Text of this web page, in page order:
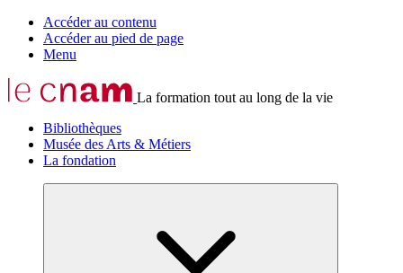
Accéder au contenu
Accéder au pied de page
Menu
La formation tout au long de la vie
Bibliothèques
Musée des Arts & Métiers
La fondation